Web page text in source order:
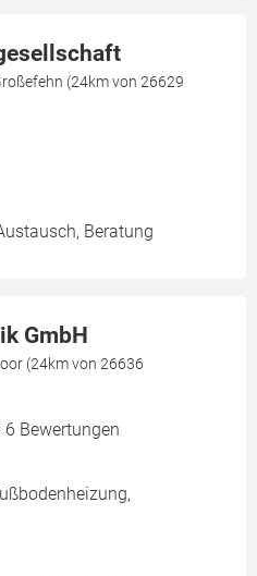
(24km von 26629
Beratung
GmbH
(24km von 26636
6 Bewertungen